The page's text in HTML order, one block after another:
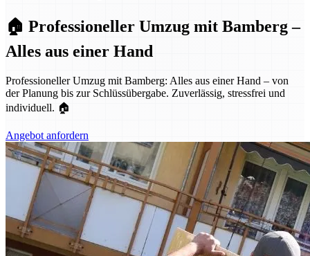
🏠 Professioneller Umzug mit Bamberg –
Alles aus einer Hand
Professioneller Umzug mit Bamberg: Alles aus einer Hand – von
der Planung bis zur Schlüssübergabe. Zuverlässig, stressfrei und
individuell. 🏠
Angebot anfordern